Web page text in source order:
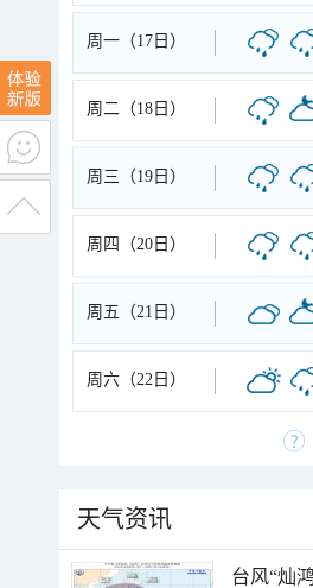
周一（17日）
周二（18日）
周三（19日）
周四（20日）
周五（21日）
周六（22日）
天气资讯
台风“灿